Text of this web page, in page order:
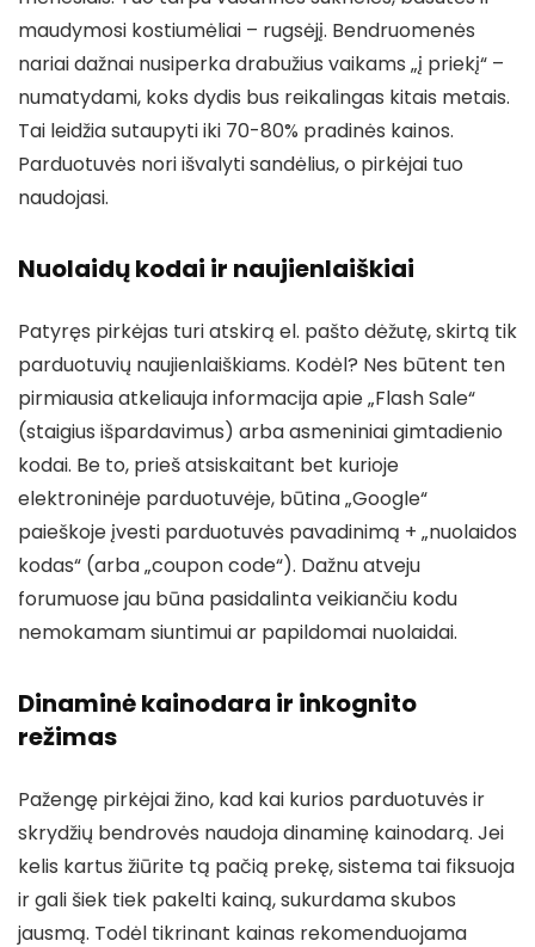
maudymosi kostiumėliai – rugsėjį. Bendruomenės
nariai dažnai nusiperka drabužius vaikams „į priekį“ –
numatydami, koks dydis bus reikalingas kitais metais.
Tai leidžia sutaupyti iki 70-80% pradinės kainos.
Parduotuvės nori išvalyti sandėlius, o pirkėjai tuo
naudojasi.
Nuolaidų kodai ir naujienlaiškiai
Patyręs pirkėjas turi atskirą el. pašto dėžutę, skirtą tik
parduotuvių naujienlaiškiams. Kodėl? Nes būtent ten
pirmiausia atkeliauja informacija apie „Flash Sale“
(staigius išpardavimus) arba asmeniniai gimtadienio
kodai. Be to, prieš atsiskaitant bet kurioje
elektroninėje parduotuvėje, būtina „Google“
paieškoje įvesti parduotuvės pavadinimą + „nuolaidos
kodas“ (arba „coupon code“). Dažnu atveju
forumuose jau būna pasidalinta veikiančiu kodu
nemokamam siuntimui ar papildomai nuolaidai.
Dinaminė kainodara ir inkognito
režimas
Pažengę pirkėjai žino, kad kai kurios parduotuvės ir
skrydžių bendrovės naudoja dinaminę kainodarą. Jei
kelis kartus žiūrite tą pačią prekę, sistema tai fiksuoja
ir gali šiek tiek pakelti kainą, sukurdama skubos
jausmą. Todėl tikrinant kainas rekomenduojama